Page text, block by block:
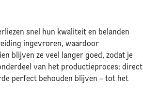
snel hun kwaliteit en belanden
ingevroren, waardoor
blijven ze veel langer goed, zodat je
van het productieproces: direct
perfect behouden blijven – tot het